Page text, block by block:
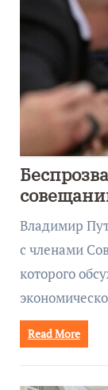
Владимир
с членами
которого
Read More